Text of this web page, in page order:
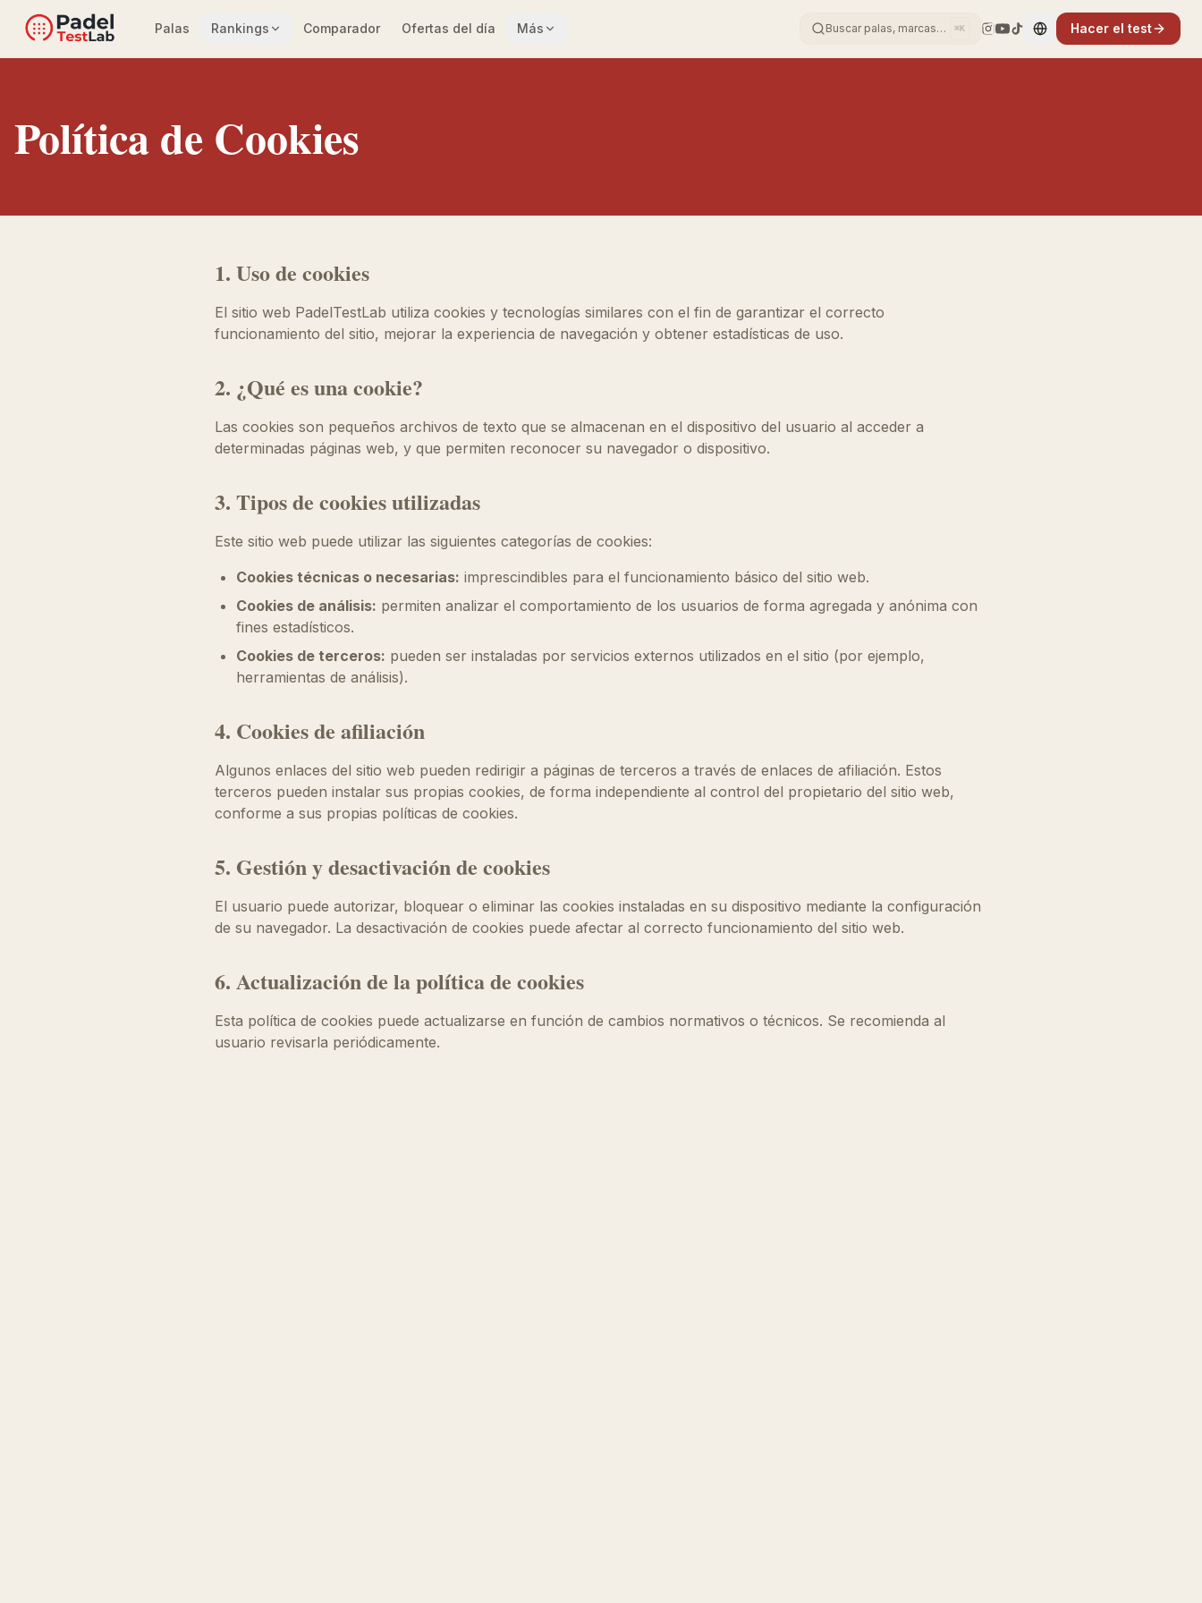
Palas Rankings Comparador Ofertas del día Más Buscar palas, marcas… ⌘K Change language
Hacer el test
Política de Cookies
1. Uso de cookies
El sitio web PadelTestLab utiliza cookies y tecnologías similares con el fin de garantizar el correcto
funcionamiento del sitio, mejorar la experiencia de navegación y obtener estadísticas de uso.
2. ¿Qué es una cookie?
Las cookies son pequeños archivos de texto que se almacenan en el dispositivo del usuario al acceder a
determinadas páginas web, y que permiten reconocer su navegador o dispositivo.
3. Tipos de cookies utilizadas
Este sitio web puede utilizar las siguientes categorías de cookies:
Cookies técnicas o necesarias: imprescindibles para el funcionamiento básico del sitio web.
Cookies de análisis: permiten analizar el comportamiento de los usuarios de forma agregada y anónima con
fines estadísticos.
Cookies de terceros: pueden ser instaladas por servicios externos utilizados en el sitio (por ejemplo,
herramientas de análisis).
4. Cookies de afiliación
Algunos enlaces del sitio web pueden redirigir a páginas de terceros a través de enlaces de afiliación. Estos
terceros pueden instalar sus propias cookies, de forma independiente al control del propietario del sitio web,
conforme a sus propias políticas de cookies.
5. Gestión y desactivación de cookies
El usuario puede autorizar, bloquear o eliminar las cookies instaladas en su dispositivo mediante la configuración
de su navegador. La desactivación de cookies puede afectar al correcto funcionamiento del sitio web.
6. Actualización de la política de cookies
Esta política de cookies puede actualizarse en función de cambios normativos o técnicos. Se recomienda al
usuario revisarla periódicamente.